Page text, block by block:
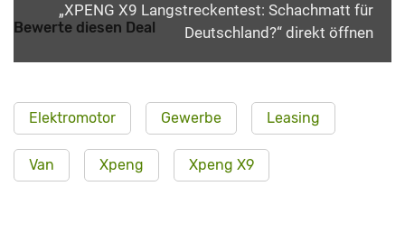
„XPENG X9 Langstreckentest: Schachmatt für
Deutschland?“ direkt öffnen
Bewerte diesen Deal
Elektromotor Gewerbe Leasing
Van Xpeng Xpeng X9